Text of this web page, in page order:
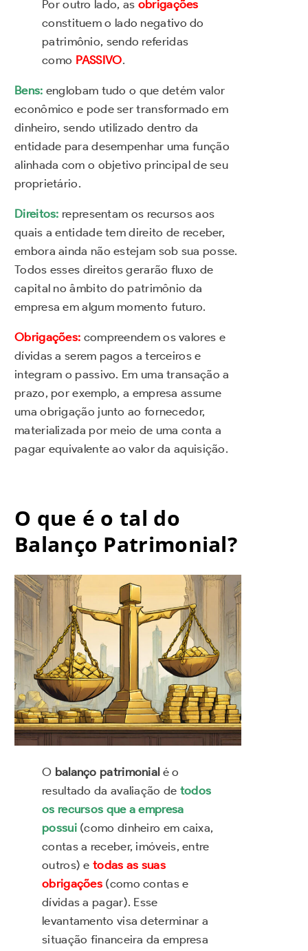
Por outro lado, as obrigações
constituem o lado negativo do
patrimônio, sendo referidas
como PASSIVO.
Bens: englobam tudo o que detém valor
econômico e pode ser transformado em
dinheiro, sendo utilizado dentro da
entidade para desempenhar uma função
alinhada com o objetivo principal de seu
proprietário.
Direitos: representam os recursos aos
quais a entidade tem direito de receber,
embora ainda não estejam sob sua posse.
Todos esses direitos gerarão fluxo de
capital no âmbito do patrimônio da
empresa em algum momento futuro.
Obrigações: compreendem os valores e
dívidas a serem pagos a terceiros e
integram o passivo. Em uma transação a
prazo, por exemplo, a empresa assume
uma obrigação junto ao fornecedor,
materializada por meio de uma conta a
pagar equivalente ao valor da aquisição.
O que é o tal do
Balanço Patrimonial?
O balanço patrimonialé o
resultado da avaliação de todos
os recursos que a empresa
possui(como dinheiro em caixa,
contas a receber, imóveis, entre
outros) e todas as suas
obrigações (como contas e
dívidas a pagar). Esse
levantamento visa determinar a
situação financeira da empresa